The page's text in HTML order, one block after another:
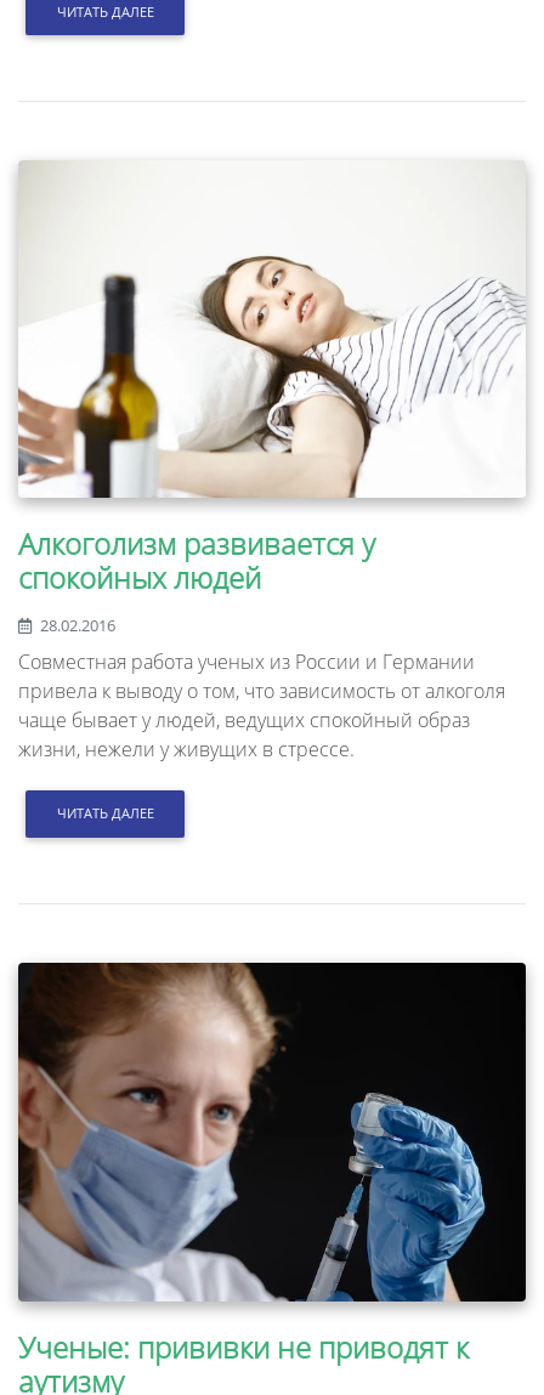
ЧИТАТЬ ДАЛЕЕ
Алкоголизм развивается у
спокойных людей
28.02.2016
Совместная работа ученых из России и Германии
привела к выводу о том, что зависимость от алкоголя
чаще бывает у людей, ведущих спокойный образ
жизни, нежели у живущих в стрессе.
ЧИТАТЬ ДАЛЕЕ
Ученые: прививки не приводят к
аутизму